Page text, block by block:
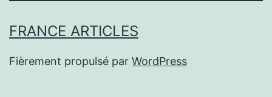
FRANCE ARTICLES
Fièrement propulsé par WordPress